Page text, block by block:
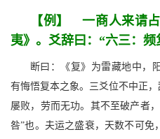
【例】 一商人来请
夷》。爻辞曰：“六三：
断曰：《复》为雷藏地中，
有悔悟复本之象。三爻位不中正
屡败，劳而无功。其不至破产者
咎”也。夫运之盛衰，天数不可